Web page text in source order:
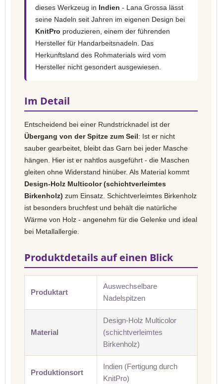
dieses Werkzeug in Indien - Lana Grossa lässt
seine Nadeln seit Jahren im eigenen Design bei
KnitPro produzieren, einem der führenden
Hersteller für Handarbeitsnadeln. Das
Herkunftsland des Rohmaterials wird vom
Hersteller nicht gesondert ausgewiesen.
Im Detail
Entscheidend bei einer Rundstricknadel ist der
Übergang von der Spitze zum Seil: Ist er nicht
sauber gearbeitet, bleibt das Garn bei jeder Masche
hängen. Hier ist er nahtlos ausgeführt - die Maschen
gleiten ohne Widerstand hinüber. Als Material kommt
Design-Holz Multicolor (schichtverleimtes
Birkenholz) zum Einsatz. Schichtverleimtes Birkenholz
ist besonders bruchfest und behält die natürliche
Wärme von Holz - angenehm für die Gelenke und ideal
bei Metallallergie.
Produktdetails auf einen Blick
Produktart
Auswechselbare
Nadelspitzen
Material
Design-Holz Multicolor
(schichtverleimtes
Birkenholz)
Produktionsort
Indien (Fertigung durch
KnitPro)